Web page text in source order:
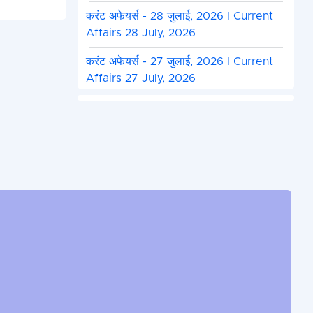
करंट अफेयर्स - 28 जुलाई, 2026 I Current
Affairs 28 July, 2026
करंट अफेयर्स - 27 जुलाई, 2026 I Current
Affairs 27 July, 2026